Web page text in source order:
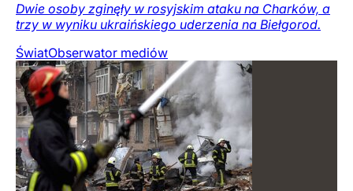
Dwie osoby zginęły w rosyjskim ataku na Charków, a
trzy w wyniku ukraińskiego uderzenia na Biełgorod.
ŚwiatObserwator mediów